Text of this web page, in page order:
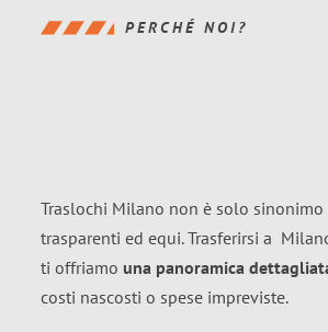
PERCHÉ NOI?
Traslochi Milano non è solo sinonimo
trasparenti ed equi. Trasferirsi a
ti offriamo una panoramica
costi nascosti o spese impreviste.